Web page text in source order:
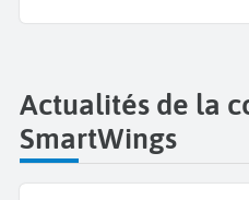
Actualités de la
SmartWings